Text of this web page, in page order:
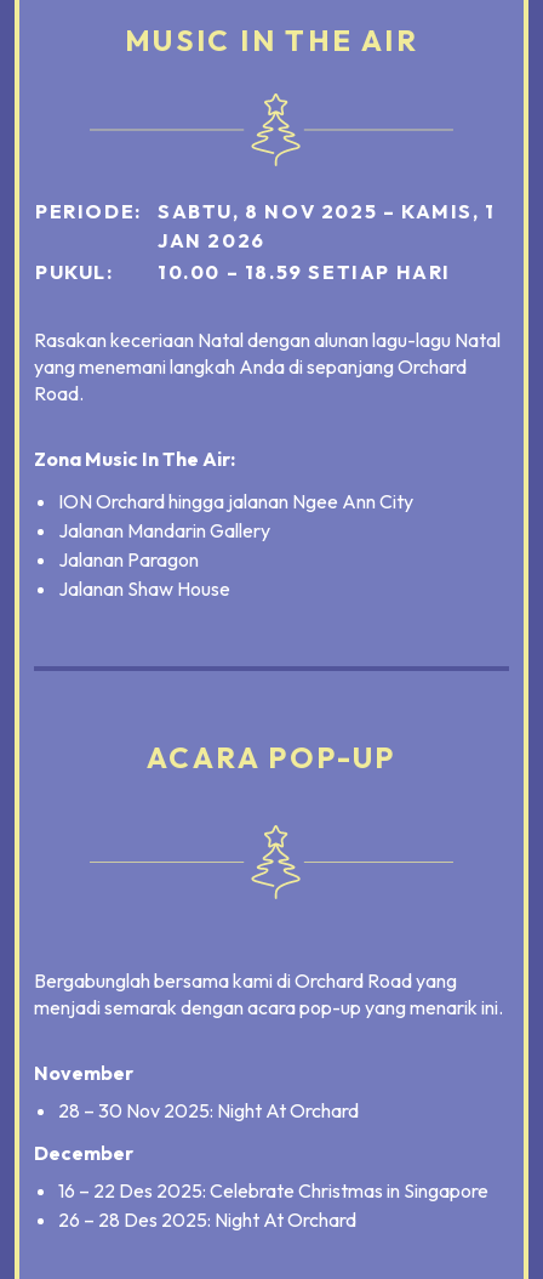
MUSIC IN THE AIR
PERIODE:
SABTU, 8 NOV 2025 – KAMIS, 1
JAN 2026
PUKUL: 10.00 – 18.59 SETIAP HARI
Rasakan keceriaan Natal dengan alunan lagu-lagu Natal
yang menemani langkah Anda di sepanjang Orchard
Road.
Zona Music In The Air:
ION Orchard hingga jalanan Ngee Ann City
Jalanan Mandarin Gallery
Jalanan Paragon
Jalanan Shaw House
ACARA POP-UP
Bergabunglah bersama kami di Orchard Road yang
menjadi semarak dengan acara pop-up yang menarik ini.
November
28 – 30 Nov 2025: Night At Orchard
December
16 – 22 Des 2025: Celebrate Christmas in Singapore
26 – 28 Des 2025: Night At Orchard